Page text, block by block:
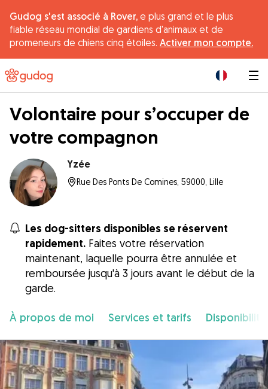
Gudog s'est associé à Rover, e plus grand et le plus
fiable réseau mondial de gardiens d'animaux et de
promeneurs de chiens cinq étoiles. Activer mon compte.
Volontaire pour s’occuper de
votre compagnon
Yzée
Rue Des Ponts De Comines, 59000, Lille
Les dog-sitters disponibles se réservent
rapidement. Faites votre réservation
maintenant, laquelle pourra être annulée et
remboursée jusqu'à 3 jours avant le début de la
garde.
À propos de moi Services et tarifs Disponibilité